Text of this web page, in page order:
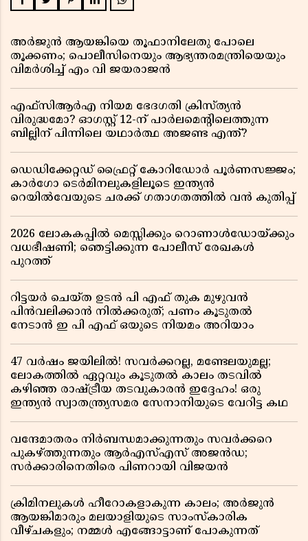
അർജുൻ ആയങ്കിയെ തൂഫാനിലേതു പോലെ
തൂക്കണം; പൊലീസിനെയും ആഭ്യന്തരമന്ത്രിയെയും
വിമർശിച്ച് എം വി ജയരാജൻ
എഫ്സിആർഎ നിയമ ഭേദഗതി ക്രിസ്ത്യൻ
വിരുദ്ധമോ? ഓഗസ്റ്റ് 12-ന് പാർലമെന്റിലെത്തുന്ന
ബില്ലിന് പിന്നിലെ യഥാർത്ഥ അജണ്ട എന്ത്?
ഡെഡിക്കേറ്റഡ് ഫ്രൈറ്റ് കോറിഡോർ പൂർണസജ്ജം;
കാർഗോ ടെർമിനലുകളിലൂടെ ഇന്ത്യൻ
റെയിൽവേയുടെ ചരക്ക് ഗതാഗതത്തിൽ വൻ കുതിപ്പ്
2026 ലോകകപ്പിൽ മെസ്സിക്കും റൊണാൾഡോയ്ക്കും
വധഭീഷണി; ഞെട്ടിക്കുന്ന പോലീസ് രേഖകൾ
പുറത്ത്
റിട്ടയർ ചെയ്ത ഉടൻ പി എഫ് തുക മുഴുവൻ
പിൻവലിക്കാൻ നിൽക്കരുത്; പണം കൂടുതൽ
നേടാൻ ഇ പി എഫ് ഒയുടെ നിയമം അറിയാം
47 വർഷം ജയിലിൽ! സവർക്കറല്ല, മണ്ടേലയുമല്ല;
ലോകത്തിൽ ഏറ്റവും കൂടുതൽ കാലം തടവിൽ
കഴിഞ്ഞ രാഷ്ട്രീയ തടവുകാരൻ ഇദ്ദേഹം! ഒരു
ഇന്ത്യൻ സ്വാതന്ത്ര്യസമര സേനാനിയുടെ വേറിട്ട കഥ
വന്ദേമാതരം നിർബന്ധമാക്കുന്നതും സവർക്കറെ
പുകഴ്ത്തുന്നതും ആർഎസ്എസ് അജൻഡ;
സർക്കാരിനെതിരെ പിണറായി വിജയൻ
ക്രിമിനലുകൾ ഹീറോകളാകുന്ന കാലം; അർജുൻ
ആയങ്കിമാരും മലയാളിയുടെ സാംസ്കാരിക
വീഴ്ചകളും; നമ്മൾ എങ്ങോട്ടാണ് പോകുന്നത്